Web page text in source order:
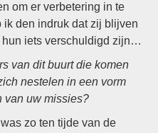
om er verbetering in te
ik den indruk dat zij blijven
iets verschuldigd zijn…
van dit buurt die komen
nestelen in een vorm
van uw missies?
zo ten tijde van de